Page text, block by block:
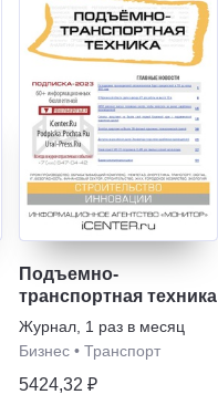
Подъемно-
транспортная техника
Журнал 1 раз в месяц
Бизнес • Транспорт
5424,32 ₽